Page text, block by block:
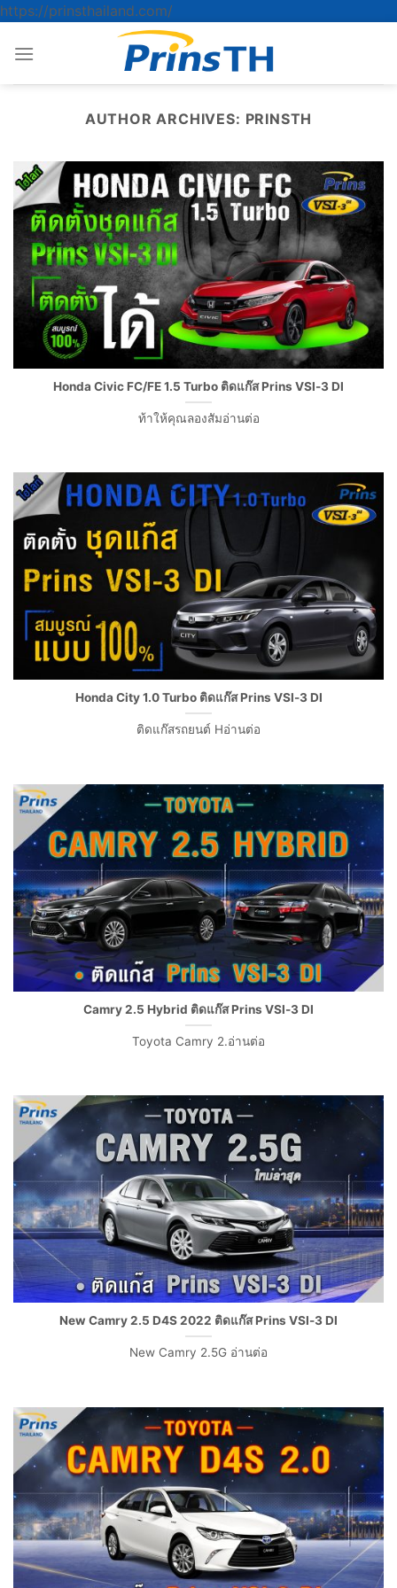
https://prinsthailand.com/
ไป
ยัง
เนื้อหา
AUTHOR ARCHIVES: PRINSTH
Honda Civic FC/FE 1.5 Turbo ติดแก๊ส Prins VSI-3 DI
ท้าให้คุณลองสัมอ่านต่อ
Honda City 1.0 Turbo ติดแก๊ส Prins VSI-3 DI
ติดแก๊สรถยนต์ Hอ่านต่อ
Camry 2.5 Hybrid ติดแก๊ส Prins VSI-3 DI
Toyota Camry 2.อ่านต่อ
New Camry 2.5 D4S 2022 ติดแก๊ส Prins VSI-3 DI
New Camry 2.5G อ่านต่อ